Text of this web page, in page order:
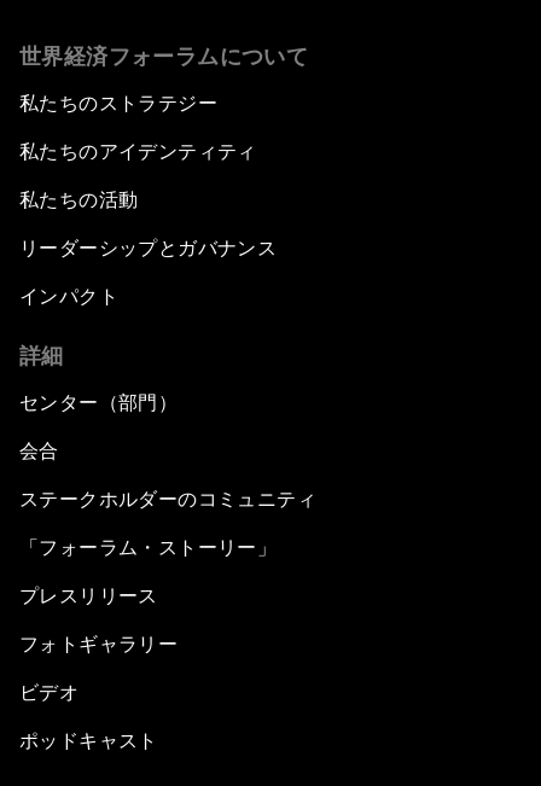
世界経済フォーラムについて
私たちのストラテジー
私たちのアイデンティティ
私たちの活動
リーダーシップとガバナンス
インパクト
詳細
センター（部門）
会合
ステークホルダーのコミュニティ
「フォーラム・ストーリー」
プレスリリース
フォトギャラリー
ビデオ
ポッドキャスト